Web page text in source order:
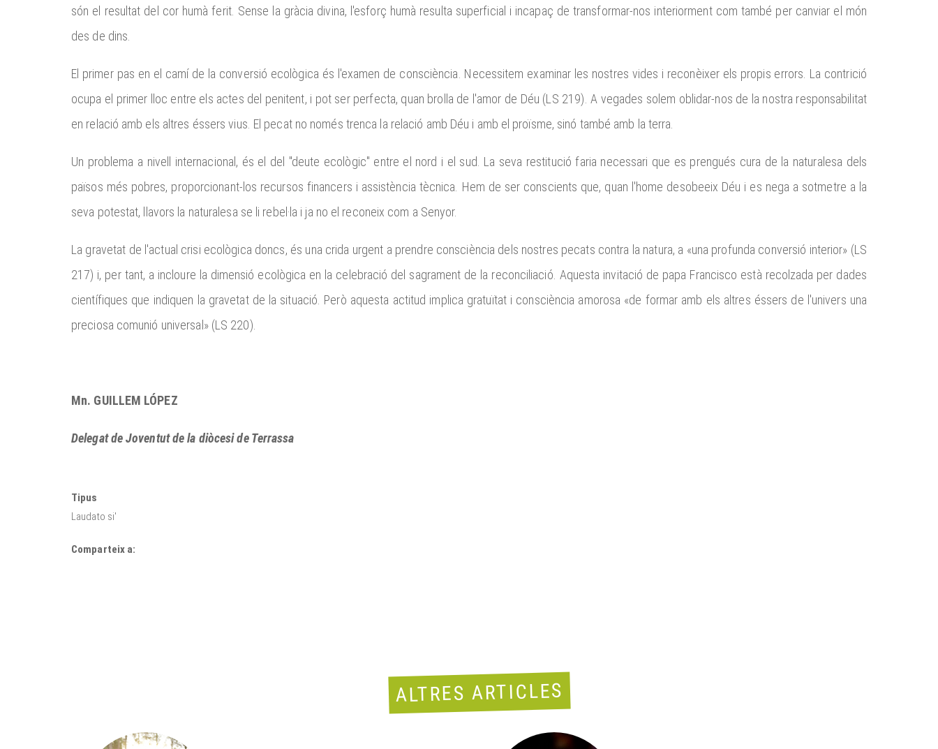
són el resultat del cor humà ferit. Sense la gràcia divina, l'esforç humà resulta superficial i incapaç de transformar-nos interiorment com també per canviar el món
des de dins.
El primer pas en el camí de la conversió ecològica és l'examen de consciència. Necessitem examinar les nostres vides i reconèixer els propis errors. La contrició
ocupa el primer lloc entre els actes del penitent, i pot ser perfecta, quan brolla de l'amor de Déu (LS 219). A vegades solem oblidar-nos de la nostra responsabilitat
en relació amb els altres éssers vius. El pecat no només trenca la relació amb Déu i amb el proïsme, sinó també amb la terra.
Un problema a nivell internacional, és el del "deute ecològic" entre el nord i el sud. La seva restitució faria necessari que es prengués cura de la naturalesa dels
països més pobres, proporcionant-los recursos financers i assistència tècnica. Hem de ser conscients que, quan l'home desobeeix Déu i es nega a sotmetre a la
seva potestat, llavors la naturalesa se li rebel·la i ja no el reconeix com a Senyor.
La gravetat de l'actual crisi ecològica doncs, és una crida urgent a prendre consciència dels nostres pecats contra la natura, a «una profunda conversió interior» (LS
217) i, per tant, a incloure la dimensió ecològica en la celebració del sagrament de la reconciliació. Aquesta invitació de papa Francisco està recolzada per dades
científiques que indiquen la gravetat de la situació. Però aquesta actitud implica gratuïtat i consciència amorosa «de formar amb els altres éssers de l'univers una
preciosa comunió universal» (LS 220).
Mn. GUILLEM LÓPEZ
Delegat de Joventut de la diòcesi de Terrassa
Tipus
Laudato si'
Comparteix a:
ALTRES ARTICLES